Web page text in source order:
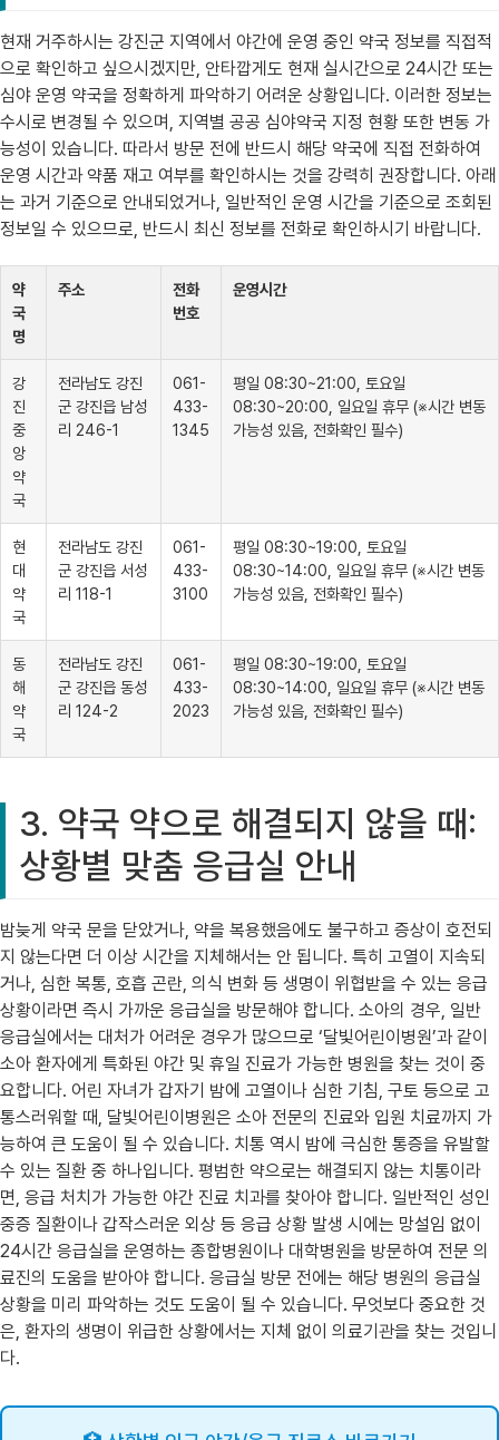
현재 거주하시는 강진군 지역에서 야간에 운영 중인 약국 정보를 직접적
으로 확인하고 싶으시겠지만, 안타깝게도 현재 실시간으로 24시간 또는
심야 운영 약국을 정확하게 파악하기 어려운 상황입니다. 이러한 정보는
수시로 변경될 수 있으며, 지역별 공공 심야약국 지정 현황 또한 변동 가
능성이 있습니다. 따라서 방문 전에 반드시 해당 약국에 직접 전화하여
운영 시간과 약품 재고 여부를 확인하시는 것을 강력히 권장합니다. 아래
는 과거 기준으로 안내되었거나, 일반적인 운영 시간을 기준으로 조회된
정보일 수 있으므로, 반드시 최신 정보를 전화로 확인하시기 바랍니다.
약
국
명
주소
전화
번호
운영시간
강
진
중
앙
약
국
전라남도 강진
군 강진읍 남성
리 246-1
061-
433-
1345
평일 08:30~21:00, 토요일
08:30~20:00, 일요일 휴무 (※시간 변동
가능성 있음, 전화확인 필수)
현
대
약
국
전라남도 강진
군 강진읍 서성
리 118-1
061-
433-
3100
평일 08:30~19:00, 토요일
08:30~14:00, 일요일 휴무 (※시간 변동
가능성 있음, 전화확인 필수)
동
해
약
국
전라남도 강진
군 강진읍 동성
리 124-2
061-
433-
2023
평일 08:30~19:00, 토요일
08:30~14:00, 일요일 휴무 (※시간 변동
가능성 있음, 전화확인 필수)
3. 약국 약으로 해결되지 않을 때:
상황별 맞춤 응급실 안내
밤늦게 약국 문을 닫았거나, 약을 복용했음에도 불구하고 증상이 호전되
지 않는다면 더 이상 시간을 지체해서는 안 됩니다. 특히 고열이 지속되
거나, 심한 복통, 호흡 곤란, 의식 변화 등 생명이 위협받을 수 있는 응급
상황이라면 즉시 가까운 응급실을 방문해야 합니다. 소아의 경우, 일반
응급실에서는 대처가 어려운 경우가 많으므로 ‘달빛어린이병원’과 같이
소아 환자에게 특화된 야간 및 휴일 진료가 가능한 병원을 찾는 것이 중
요합니다. 어린 자녀가 갑자기 밤에 고열이나 심한 기침, 구토 등으로 고
통스러워할 때, 달빛어린이병원은 소아 전문의 진료와 입원 치료까지 가
능하여 큰 도움이 될 수 있습니다. 치통 역시 밤에 극심한 통증을 유발할
수 있는 질환 중 하나입니다. 평범한 약으로는 해결되지 않는 치통이라
면, 응급 처치가 가능한 야간 진료 치과를 찾아야 합니다. 일반적인 성인
중증 질환이나 갑작스러운 외상 등 응급 상황 발생 시에는 망설임 없이
24시간 응급실을 운영하는 종합병원이나 대학병원을 방문하여 전문 의
료진의 도움을 받아야 합니다. 응급실 방문 전에는 해당 병원의 응급실
상황을 미리 파악하는 것도 도움이 될 수 있습니다. 무엇보다 중요한 것
은, 환자의 생명이 위급한 상황에서는 지체 없이 의료기관을 찾는 것입니
다.